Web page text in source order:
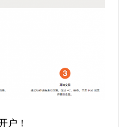
户！